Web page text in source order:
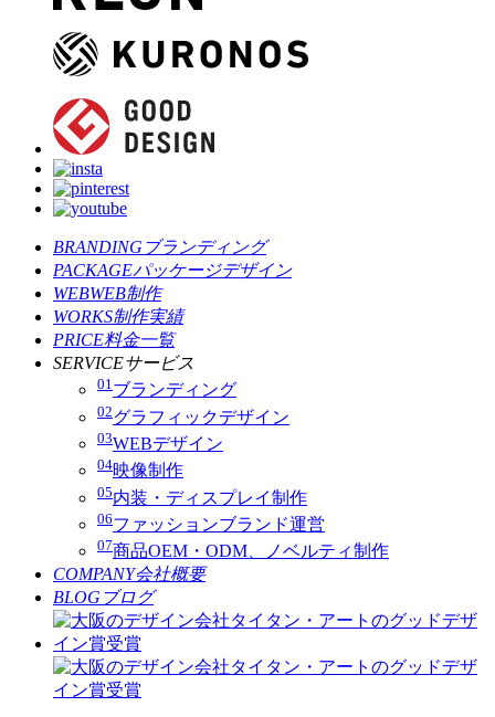
BRANDING ブランディング
PACKAGEパッケージデザイン
WEBWEB制作
WORKS制作実績
PRICE料金一覧
SERVICEサービス
01ブランディング
02グラフィックデザイン
03WEBデザイン
04映像制作
05内装・ディスプレイ制作
06ファッションブランド運営
07商品OEM・ODM、ノベルティ制作
COMPANY会社概要
BLOG ブログ